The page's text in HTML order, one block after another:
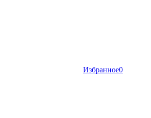
Избранное0